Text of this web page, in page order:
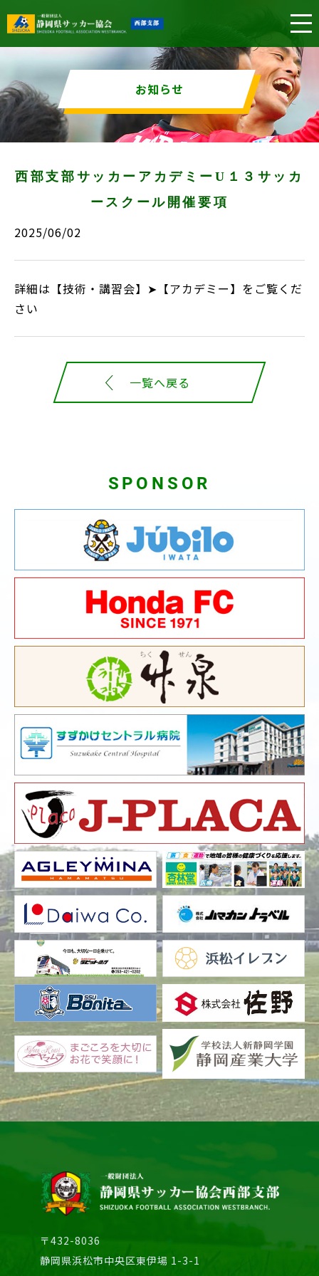
お知らせ
西部支部サッカーアカデミーU１３サッカ
ースクール開催要項
2025/06/02
詳細は【技術・講習会】➤【アカデミー】をご覧くだ
さい
一覧へ戻る
SPONSOR
〒432-8036
静岡県浜松市中央区東伊場 1-3-1